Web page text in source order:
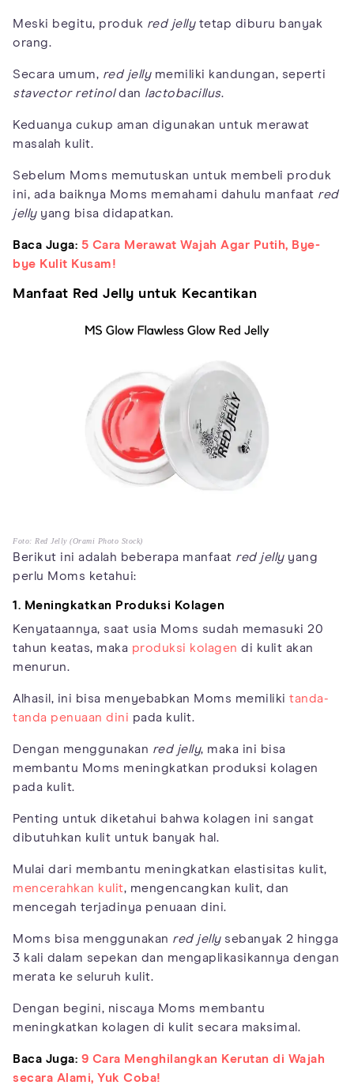
Meski begitu, produk red jellytetap diburu banyak
orang.
Secara umum, red jellymemiliki kandungan, seperti
stavector retinoldan lactobacillus.
Keduanya cukup aman digunakan untuk merawat
masalah kulit.
Sebelum Moms memutuskan untuk membeli produk
ini, ada baiknya Moms memahami dahulu manfaat red
jellyyang bisa didapatkan.
Baca Juga: 5 Cara Merawat Wajah Agar Putih, Bye-
bye Kulit Kusam!
Manfaat Red Jelly untuk Kecantikan
Foto: Red Jelly (Orami Photo Stock)
Berikut ini adalah beberapa manfaat red jellyyang
perlu Moms ketahui:
1. Meningkatkan Produksi Kolagen
Kenyataannya, saat usia Moms sudah memasuki 20
tahun keatas, maka produksi kolagen di kulit akan
menurun.
Alhasil, ini bisa menyebabkan Moms memiliki tanda-
tanda penuaan dini pada kulit.
Dengan menggunakan red jelly, maka ini bisa
membantu Moms meningkatkan produksi kolagen
pada kulit.
Penting untuk diketahui bahwa kolagen ini sangat
dibutuhkan kulit untuk banyak hal.
Mulai dari membantu meningkatkan elastisitas kulit,
mencerahkan kulit, mengencangkan kulit, dan
mencegah terjadinya penuaan dini.
Moms bisa menggunakan red jellysebanyak 2 hingga
3 kali dalam sepekan dan mengaplikasikannya dengan
merata ke seluruh kulit.
Dengan begini, niscaya Moms membantu
meningkatkan kolagen di kulit secara maksimal.
Baca Juga: 9 Cara Menghilangkan Kerutan di Wajah
secara Alami, Yuk Coba!